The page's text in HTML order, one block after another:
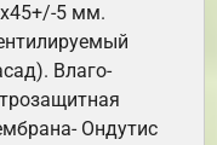
5 мм.
Влаго-
Ондутис